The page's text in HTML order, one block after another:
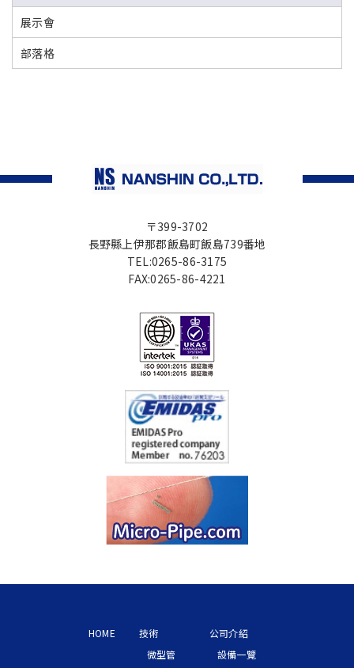
展示會
部落格
〒399-3702
長野縣上伊那郡飯島町飯島739番地
TEL:0265-86-3175
FAX:0265-86-4221
HOME
技術
微型管
公司介紹
設備一覽